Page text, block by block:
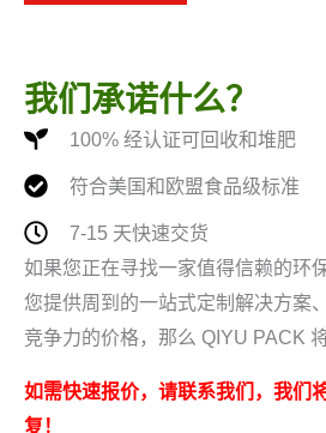
我们承诺什么？
100% 经认证可回收和堆肥
符合美国和欧盟食品级标准
7-15 天快速交货
如果您正在寻找一家值得信赖的环
您提供周到的一站式定制解决方案
竞争力的价格，那么 QIYU PACK
如需快速报价，请联系我们，我们
复！